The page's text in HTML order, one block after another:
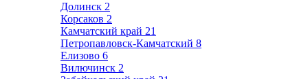
Долинск 2
Корсаков 2
Камчатский край 21
Петропавловск-Камчатский 8
Елизово 6
Вилючинск 2